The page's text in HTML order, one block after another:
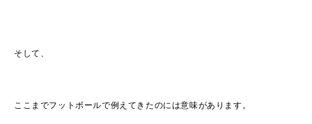
そして、
ここまでフットボールで例えてきたのには意味があります。